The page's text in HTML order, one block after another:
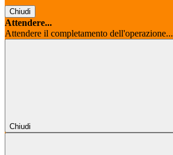
Chiudi
Attendere...
Attendere il completamento dell'operazione...
Chiudi